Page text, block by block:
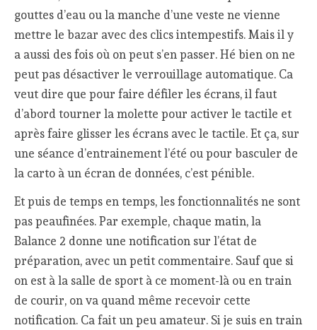
gouttes d’eau ou la manche d’une veste ne vienne
mettre le bazar avec des clics intempestifs. Mais il y
a aussi des fois où on peut s’en passer. Hé bien on ne
peut pas désactiver le verrouillage automatique. Ca
veut dire que pour faire défiler les écrans, il faut
d’abord tourner la molette pour activer le tactile et
après faire glisser les écrans avec le tactile. Et ça, sur
une séance d’entrainement l’été ou pour basculer de
la carto à un écran de données, c’est pénible.
Et puis de temps en temps, les fonctionnalités ne sont
pas peaufinées. Par exemple, chaque matin, la
Balance 2 donne une notification sur l’état de
préparation, avec un petit commentaire. Sauf que si
on est à la salle de sport à ce moment-là ou en train
de courir, on va quand même recevoir cette
notification. Ca fait un peu amateur. Si je suis en train